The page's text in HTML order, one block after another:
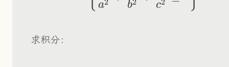
a b c
求积分：